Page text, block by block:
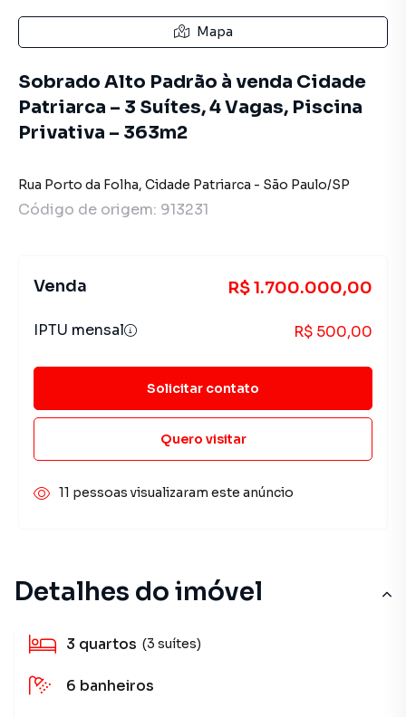
Detalhes do imóvel
3 quartos (3 suítes)
6 banheiros
Mapa
Sobrado Alto Padrão à venda Cidade
Patriarca – 3 Suítes, 4 Vagas, Piscina
Privativa – 363m2
Rua Porto da Folha, Cidade Patriarca - São Paulo/SP
Código de origem: 913231
Venda R$ 1.700.000,00
IPTU mensal R$ 500,00
Solicitar contato
Quero visitar
11 pessoas visualizaram este anúncio